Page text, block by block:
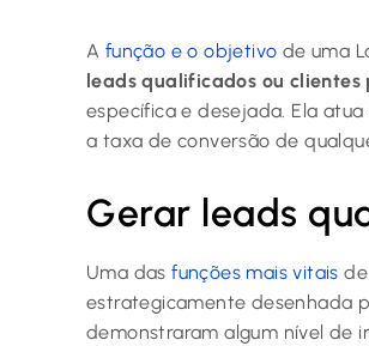
A função e o objetivo de uma
leads qualificados ou clientes
específica e desejada. Ela
a taxa de conversão de
Gerar leads
Uma dasfunções mais vitais
estrategicamente desenhada
demonstraram algum nível de